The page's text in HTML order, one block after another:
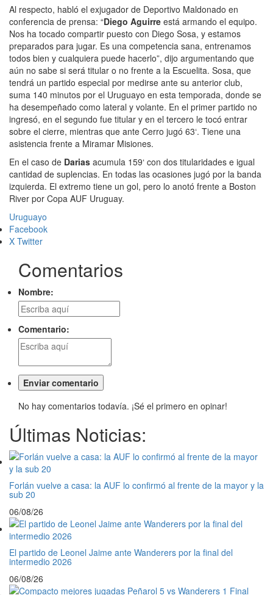
Al respecto, habló el exjugador de Deportivo Maldonado en
conferencia de prensa: “Diego Aguirre está armando el equipo.
Nos ha tocado compartir puesto con Diego Sosa, y estamos
preparados para jugar. Es una competencia sana, entrenamos
todos bien y cualquiera puede hacerlo”, dijo argumentando que
aún no sabe si será titular o no frente a la Escuelita. Sosa, que
tendrá un partido especial por medirse ante su anterior club,
suma 140 minutos por el Uruguayo en esta temporada, donde se
ha desempeñado como lateral y volante. En el primer partido no
ingresó, en el segundo fue titular y en el tercero le tocó entrar
sobre el cierre, mientras que ante Cerro jugó 63‘. Tiene una
asistencia frente a Miramar Misiones.
En el caso de Darias acumula 159‘ con dos titularidades e igual
cantidad de suplencias. En todas las ocasiones jugó por la banda
izquierda. El extremo tiene un gol, pero lo anotó frente a Boston
River por Copa AUF Uruguay.
Uruguayo
Facebook
X Twitter
Comentarios
Nombre:
Comentario:
No hay comentarios todavía. ¡Sé el primero en opinar!
Últimas Noticias:
Forlán vuelve a casa: la AUF lo confirmó al frente de la mayor y la
sub 20
06/08/26
El partido de Leonel Jaime ante Wanderers por la final del
intermedio 2026
06/08/26